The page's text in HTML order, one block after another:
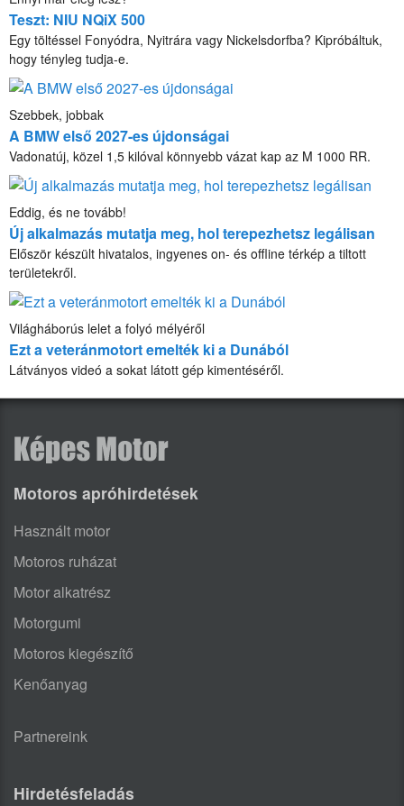
Teszt: NIU NQiX 500
Egy töltéssel Fonyódra, Nyitrára vagy Nickelsdorfba? Kipróbáltuk,
hogy tényleg tudja-e.
Szebbek, jobbak
A BMW első 2027-es újdonságai
Vadonatúj, közel 1,5 kilóval könnyebb vázat kap az M 1000 RR.
Eddig, és ne tovább!
Új alkalmazás mutatja meg, hol terepezhetsz legálisan
Először készült hivatalos, ingyenes on- és offline térkép a tiltott
területekről.
Világháborús lelet a folyó mélyéről
Ezt a veteránmotort emelték ki a Dunából
Látványos videó a sokat látott gép kimentéséről.
Motoros apróhirdetések
Használt motor
Motoros ruházat
Motor alkatrész
Motorgumi
Motoros kiegészítő
Kenőanyag
Partnereink
Hirdetésfeladás